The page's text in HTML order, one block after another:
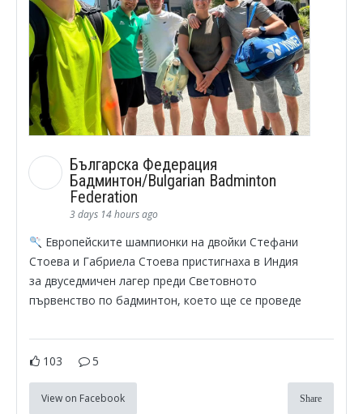
Българска Федерация
Бадминтон/Bulgarian Badminton
Federation
3 days 14 hours ago
Европейските шампионки на двойки Стефани
Стоева и Габриела Стоева пристигнаха в Индия
за двуседмичен лагер преди Световното
първенство по бадминтон, което ще се проведе
103 5
View on Facebook Share